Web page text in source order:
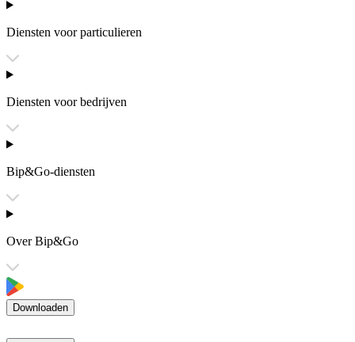
Diensten voor particulieren
Diensten voor bedrijven
Bip&Go-diensten
Over Bip&Go
Downloaden